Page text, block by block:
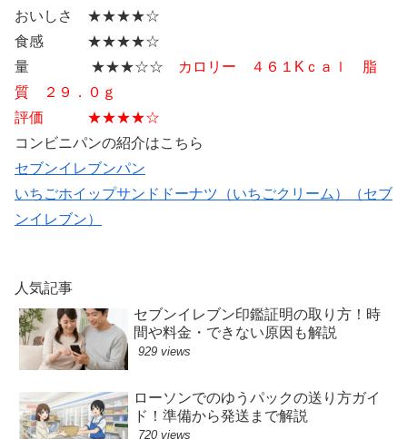
おいしさ ★★★★☆
食感 ★★★★☆
量 ★★★☆☆
カロリー ４６１Kｃａｌ 脂
質 ２９．０ｇ
評価 ★★★★☆
コンビニパンの紹介はこちら
セブンイレブンパン
いちごホイップサンドドーナツ（いちごクリーム）（セブ
ンイレブン）
人気記事
セブンイレブン印鑑証明の取り方！時
間や料金・できない原因も解説
929 views
ローソンでのゆうパックの送り方ガイ
ド！準備から発送まで解説
720 views